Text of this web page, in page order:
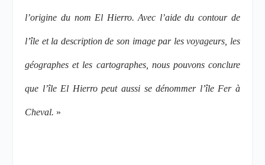
l’origine du nom El Hierro. Avec l’aide du contour de
l’île et la description de son image par les voyageurs, les
géographes et les cartographes, nous pouvons conclure
que l’île El Hierro peut aussi se dénommer l’île Fer à
Cheval. »